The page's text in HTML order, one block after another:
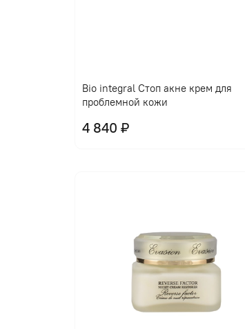
Bio integral Стоп акне крем для
проблемной кожи
4 840 ₽